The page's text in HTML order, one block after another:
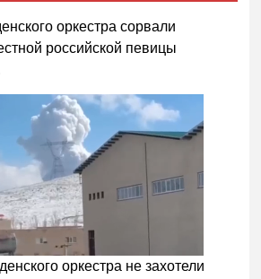
оркестра сорвали
российской певицы
оркестра не захотели